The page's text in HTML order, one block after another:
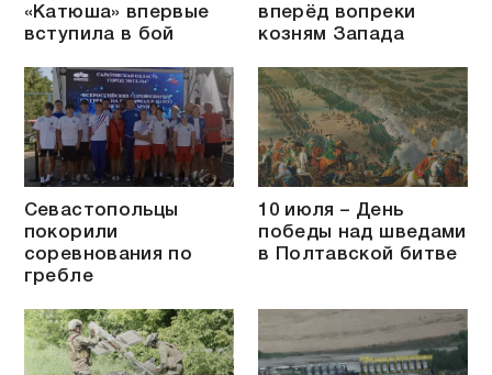
«Катюша» впервые
вступила в бой
вперёд вопреки
козням Запада
Севастопольцы
покорили
соревнования по
гребле
10 июля – День
победы над шведами
в Полтавской битве